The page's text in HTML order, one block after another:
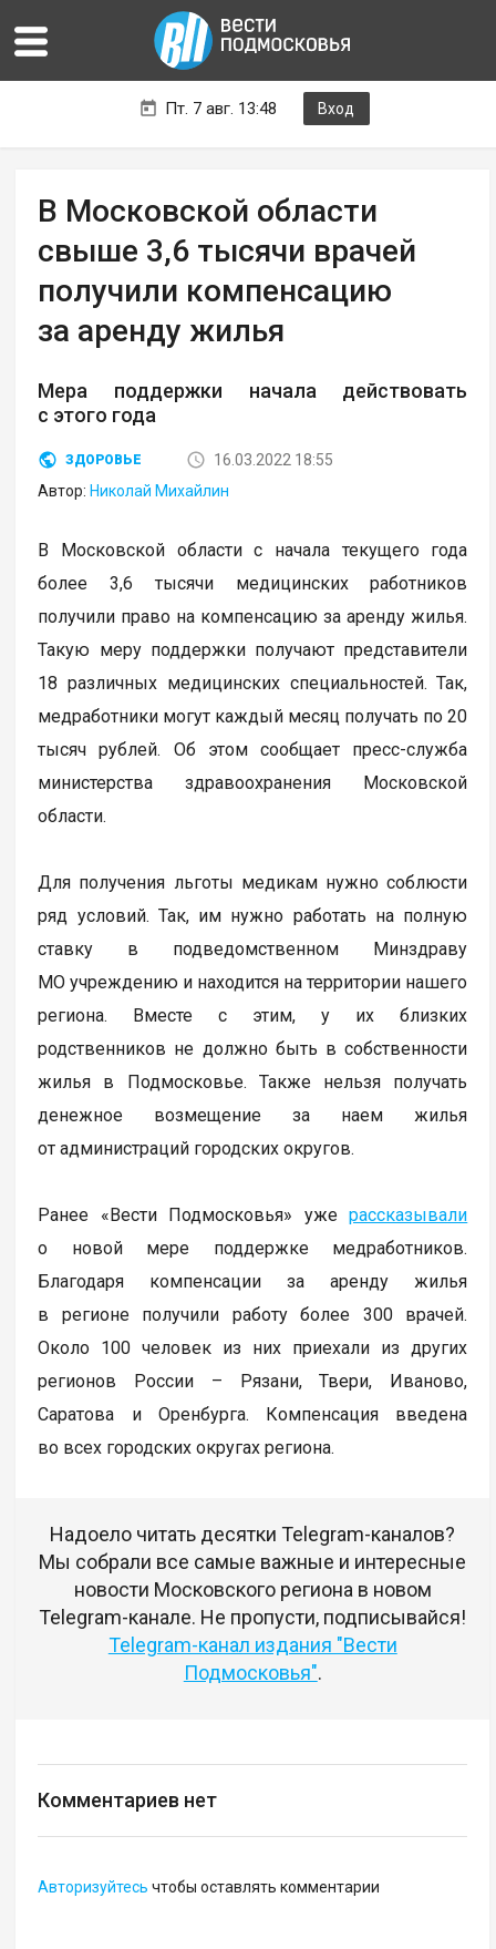
Пт. 7 авг. 13:48 Вход
В Московской области
свыше 3,6 тысячи врачей
получили компенсацию
за аренду жилья
Мера поддержки начала действовать
с этого года
ЗДОРОВЬЕ
16.03.2022 18:55
Автор: Николай Михайлин
В Московской области с начала текущего года
более 3,6 тысячи медицинских работников
получили право на компенсацию за аренду жилья.
Такую меру поддержки получают представители
18 различных медицинских специальностей. Так,
медработники могут каждый месяц получать по 20
тысяч рублей. Об этом сообщает пресс-служба
министерства здравоохранения Московской
области.
Для получения льготы медикам нужно соблюсти
ряд условий. Так, им нужно работать на полную
ставку в подведомственном Минздраву
МО учреждению и находится на территории нашего
региона. Вместе с этим, у их близких
родственников не должно быть в собственности
жилья в Подмосковье. Также нельзя получать
денежное возмещение за наем жилья
от администраций городских округов.
Ранее «Вести Подмосковья» ужерассказывали
о новой мере поддержке медработников.
Благодаря компенсации за аренду жилья
в регионе получили работу более 300 врачей.
Около 100 человек из них приехали из других
регионов России – Рязани, Твери, Иваново,
Саратова и Оренбурга. Компенсация введена
во всех городских округах региона.
Надоело читать десятки Telegram-каналов?
Мы собрали все самые важные и интересные
новости Московского региона в новом
Telegram-канале. Не пропусти, подписывайся!
Telegram-канал издания "Вести
Подмосковья".
Комментариев нет
Авторизуйтесь чтобы оставлять комментарии